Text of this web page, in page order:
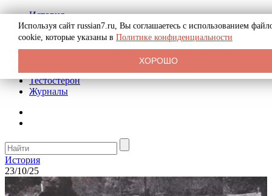
История
Биография
Криминал
Реклама на сайте
Тестостерон
Журналы
История
23/10/25
Используя сайт russian7.ru, Вы соглашаетесь с использованием
cookie, которые указаны в Политике конфиденциальности
ХОРОШО